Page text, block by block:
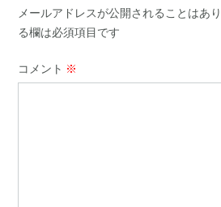
メールアドレスが公開されることはあり
る欄は必須項目です
コメント ※